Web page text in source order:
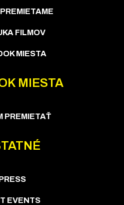
FILMOV
MIESTA
MIESTA
PREMIETAŤ
EVENTS